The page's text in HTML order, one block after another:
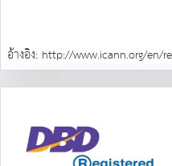
อ้างอิง: http://www.icann.org/en/